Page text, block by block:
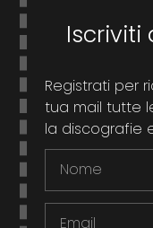
Iscriviti
Registrati per
tua mail tutte
la discografie